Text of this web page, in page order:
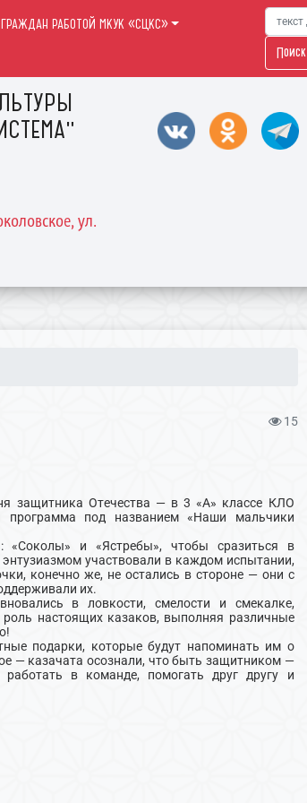
ул.
РАБОТОЙ МКУК «СЦКС»
Поиск
15
защитника Отечества — в 3 «А» классе КЛО
программа под названием «Наши мальчики
и «Ястребы», чтобы сразиться в
участвовали в каждом испытании,
конечно же, не остались в стороне — они с
их.
в ловкости, смелости и смекалке,
настоящих казаков, выполняя различные
подарки, которые будут напоминать им о
— казачата осознали, что быть защитником —
в команде, помогать друг другу и